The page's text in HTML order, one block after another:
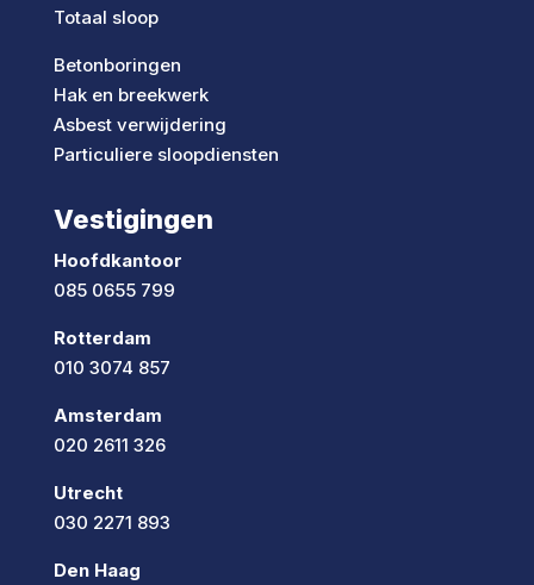
Totaal sloop
Betonboringen
Hak en breekwerk
Asbest verwijdering
Particuliere sloopdiensten
Vestigingen
Hoofdkantoor
085 0655 799
Rotterdam
010 3074 857
Amsterdam
020 2611 326
Utrecht
030 2271 893
Den Haag